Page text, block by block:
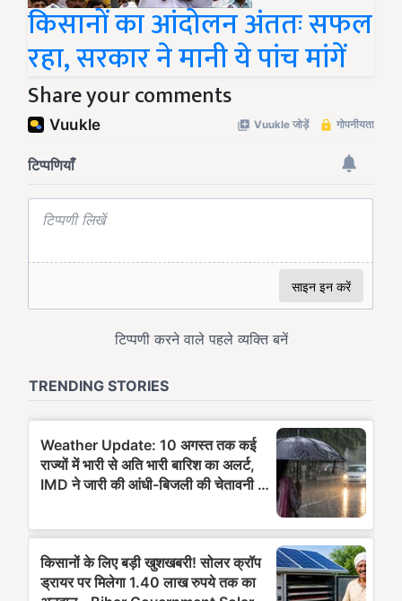
किसानों का आंदोलन अंततः सफल
रहा, सरकार ने मानी ये पांच मांगें
Share your comments